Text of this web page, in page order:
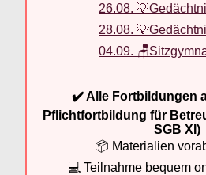
26.08.
28.08.
04.09.
✔️ Alle Fortbildungen
Pflichtfortbildung für
SGB XI)
📦 Materialien
💻 Teilnahme bequem